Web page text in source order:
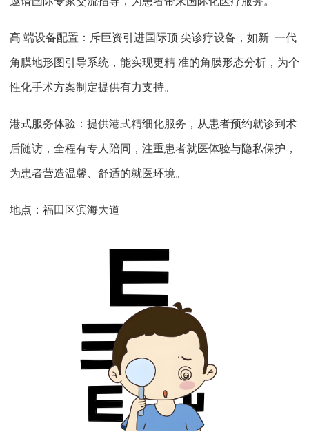
高 端设备配置：斥巨资引进国际顶 尖诊疗设备，如新 一代
角膜地形图引导系统，能实现更精 准的角膜形态分析，为个
性化手术方案制定提供有力支持。
港式服务体验：提供港式精细化服务，从患者预约就诊到术
后随访，全程有专人陪同，注重患者就医体验与隐私保护，
为患者营造温馨、舒适的就医环境。
地点：福田区滨海大道